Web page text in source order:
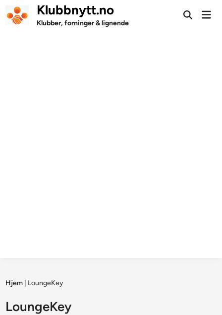
Skip
to
Klubbnytt.no
Klubber, forninger & lignende
Open
Hjem LoungeKey
LoungeKey